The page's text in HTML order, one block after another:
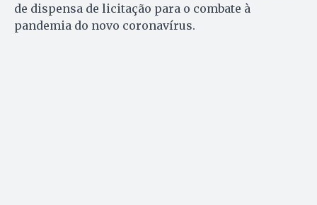
de dispensa de licitação para o combate à
pandemia do novo coronavírus.